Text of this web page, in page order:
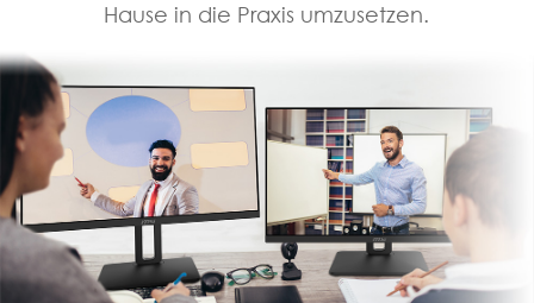
Hause in die Praxis umzusetzen.